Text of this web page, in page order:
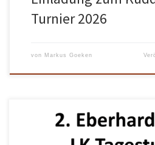
Turnier 2026
von Markus Goeken